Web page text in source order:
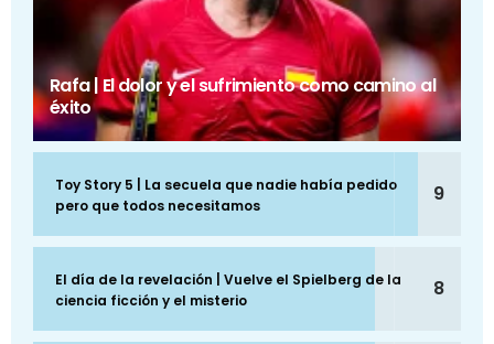
Rafa | El dolor y el sufrimiento como camino al
éxito
Toy Story 5 | La secuela que nadie había pedido
pero que todos necesitamos
9
El día de la revelación | Vuelve el Spielberg de la
ciencia ficción y el misterio
8